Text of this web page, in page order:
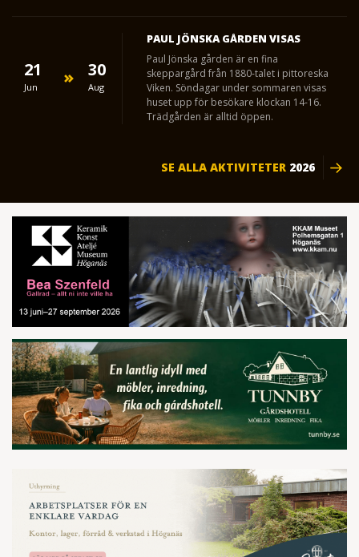
21
Jun
30
Aug
PAUL JÖNSKA GÅRDEN VISAS
Paul Jönska gården är en fina
skeppargård från 1880-talet i pittoreska
Viken. Söndagar under sommaren visas
huset upp för besökare klockan 14-16.
Trädgården är alltid öppen.
SE ALLA AKTIVITETER 2026